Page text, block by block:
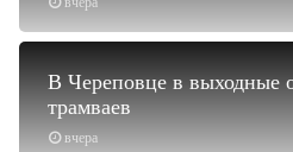
вчера
В Череповце в выходные
трамваев